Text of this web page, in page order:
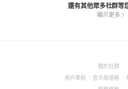
還有其他眾多社群等
顯示更多
關於社群
用戶準則
(Open
官方部落格